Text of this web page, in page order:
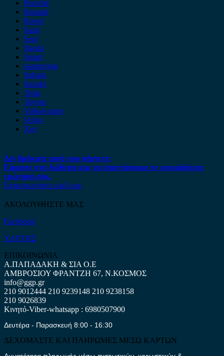
Porsche
Renault
Rover
Saab
Seat
Skoda
Smart
ssangyong
Subaru
Suzuki
Tesla
Toyota
Volkswagen
Volvo
Xev
Δεν βρήκατε αυτό που ψάχνετε;
Είμαστε στη διάθεση σας να απαντήσουμε σε οποιαδήποτε
ερώτηση σας.
Επικοινωνήστε μαζί μας
ΑΚΟΛΟΥΘΗΣΤΕ ΜΑΣ
Facebook
ΧΑΡΤΗΣ
ΕΠΙΚΟΙΝΩΝΙΑ
Α.ΠΑΠΑΔΑΚΗ & ΣΙΑ Ο.Ε
ΑΜΒΡΟΣΙΟΥ ΦΡΑΝΤΖΗ 67, Ν.ΚΟΣΜΟΣ
info@ggp.gr
210 9012444 210 9239148 210 9238158
210 9026839
Κινητό-Viber-whatsapp : 6980507900
Δευτέρα - Παρασκευή 8:00 - 16:30
ΔΕΧΟΜΑΣΤΕ ΚΑΙ ΠΛΗΡΩΜΕΣ ΜΕΣΩ ΚΑΡΤΩΝ